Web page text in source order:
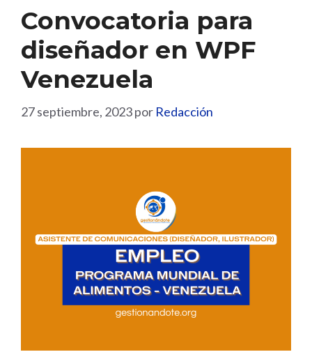
Convocatoria para
diseñador en WPF
Venezuela
27 septiembre, 2023por Redacción